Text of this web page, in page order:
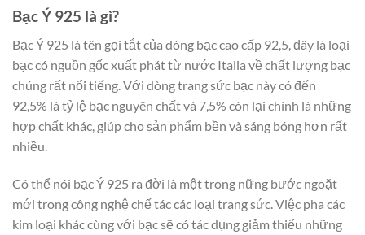
Bạc Ý 925 là gì?
Bạc Ý 925 là tên gọi tắt của dòng bạc cao cấp 92,5, đây là loại
bạc có nguồn gốc xuất phát từ nước Italia về chất lượng bạc
chúng rất nổi tiếng. Với dòng trang sức bạc này có đến
92,5% là tỷ lệ bạc nguyên chất và 7,5% còn lại chính là những
hợp chất khác, giúp cho sản phẩm bền và sáng bóng hơn rất
nhiều.
Có thể nói bạc Ý 925 ra đời là một trong nững bước ngoặt
mới trong công nghệ chế tác các loại trang sức. Việc pha các
kim loại khác cùng với bạc sẽ có tác dụng giảm thiểu những